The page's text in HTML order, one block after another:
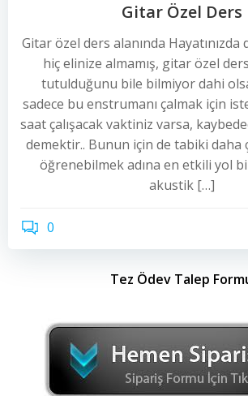
Gitar Özel Ders
Gitar özel ders alanında Hayatınızda
hiç elinize almamış, gitar özel
tutulduğunu bile bilmiyor dahi
sadece bu enstrumanı çalmak için
saat çalışacak vaktiniz varsa,
demektir.. Bunun için de tabiki daha
öğrenebilmek adına en etkili yol
akustik […]
0
Tez Ödev Talep